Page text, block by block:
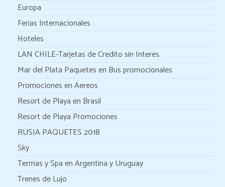
Europa
Ferias Internacionales
Hoteles
LAN CHILE-Tarjetas de Credito sin Interes.
Mar del Plata Paquetes en Bus promocionales
Promociones en Aereos
Resort de Playa en Brasil
Resort de Playa Promociones
RUSIA PAQUETES 2018
Sky
Termas y Spa en Argentina y Uruguay
Trenes de Lujo